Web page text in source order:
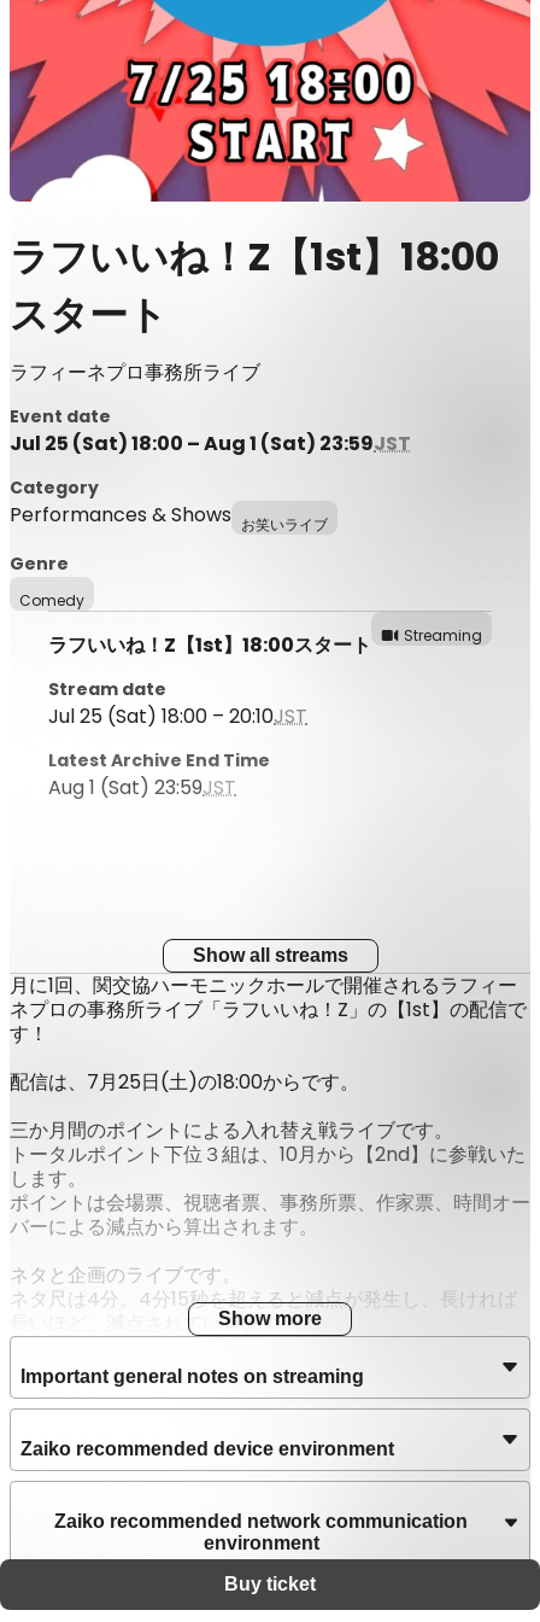
ラフいいね！Z【1st】18:00
スタート
ラフィーネプロ事務所ライブ
Event date
Jul 25 (Sat) 18:00 – Aug 1 (Sat) 23:59JST
Category
Performances & Shows お笑いライブ
Genre
Comedy
ラフいいね！Z【1st】18:00スタート Streaming
Stream date
Jul 25 (Sat) 18:00 – 20:10JST
Latest Archive End Time
Aug 1 (Sat) 23:59JST
Show all streams
月に1回、関交協ハーモニックホールで開催されるラフィー
ネプロの事務所ライブ「ラフいいね！Z」の【1st】の配信で
す！
配信は、7月25日(土)の18:00からです。
三か月間のポイントによる入れ替え戦ライブです。
トータルポイント下位３組は、10月から【2nd】に参戦いた
します。
ポイントは会場票、視聴者票、事務所票、作家票、時間オー
バーによる減点から算出されます。
ネタと企画のライブです。
ネタ尺は4分。4分15秒を超えると減点が発生し、長ければ
長いほど、減点されていきます。
企画は15分前後です。
これから大きく飛躍する掘り出し芸人や実力派芸人が満載で
す！
是非ご来場、またはご視聴ください！！
【出演者】
MC：太陽の小町
太陽の小町／ゆずの花／お宿／ウメ／インスタントモアイ／
ふとっちょ☆カウボーイ／ミリオンズ／加藤ミリガン／マー
キュリーズ／キングマン／カリヤノマサキ／ちょーちんあん
こー／岩えくぼ／そると／ダイス
Show more
Important general notes on streaming
Zaiko recommended device environment
Zaiko recommended network communication
environment
Buy ticket
SupportTermsPrivacy policyLegal notice